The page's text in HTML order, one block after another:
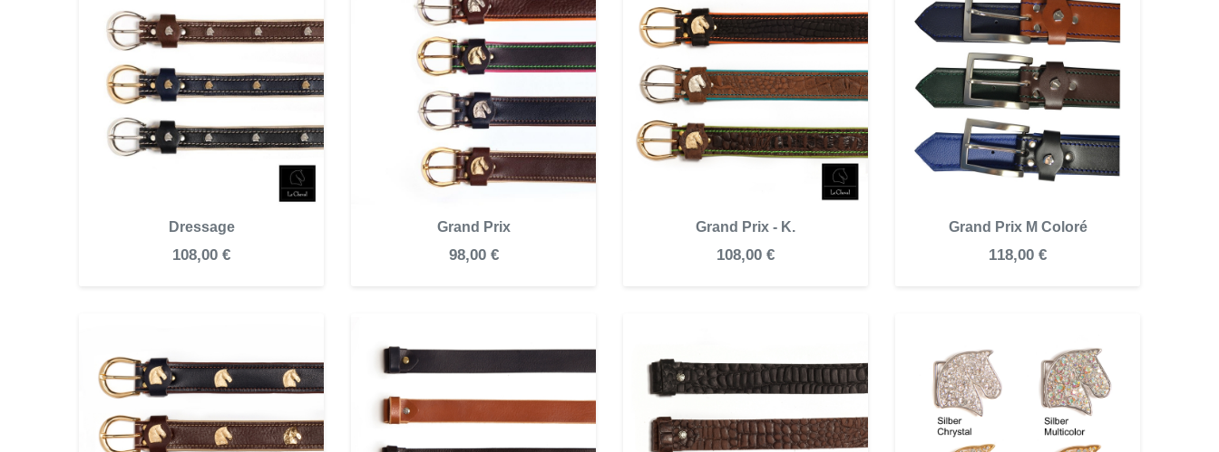
Dressage
108,00 €
Grand Prix
98,00 €
Grand Prix - K.
108,00 €
Grand Prix M Coloré
118,00 €